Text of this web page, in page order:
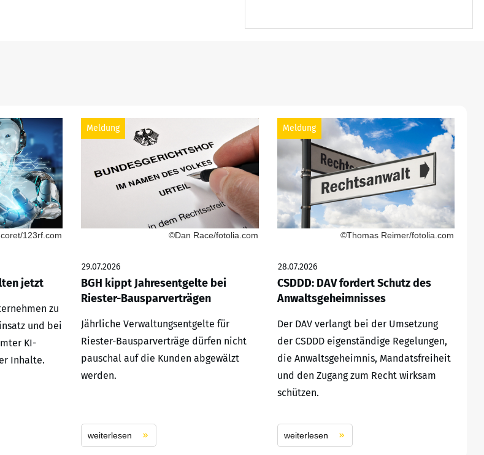
123rf.com
jetzt
zu
und bei
KI-
Inhalte.
Meldung
©Dan Race/fotolia.com
29.07.2026
BGH kippt Jahresentgelte bei
Riester-Bausparverträgen
Jährliche Verwaltungsentgelte für
Riester-Bausparverträge dürfen nicht
pauschal auf die Kunden abgewälzt
werden.
weiterlesen
Meldung
©Thomas Reimer/fotolia.com
28.07.2026
CSDDD: DAV fordert Schutz des
Anwaltsgeheimnisses
Der DAV verlangt bei der Umsetzung
der CSDDD eigenständige Regelungen,
die Anwaltsgeheimnis, Mandatsfreiheit
und den Zugang zum Recht wirksam
schützen.
weiterlesen